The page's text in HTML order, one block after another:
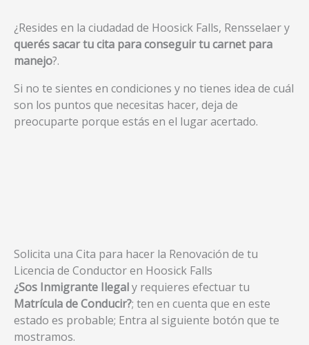
¿Resides en la ciudadad de Hoosick Falls, Rensselaer y
querés sacar tu cita para conseguir tu carnet para
manejo?.
Si no te sientes en condiciones y no tienes idea de cuál
son los puntos que necesitas hacer, deja de
preocuparte porque estás en el lugar acertado.
Solicita una Cita para hacer la Renovación de tu
Licencia de Conductor en Hoosick Falls
¿Sos Inmigrante Ilegaly requieres efectuar tu
Matrícula de Conducir?; ten en cuenta que en este
estado es probable; Entra al siguiente botón que te
mostramos.